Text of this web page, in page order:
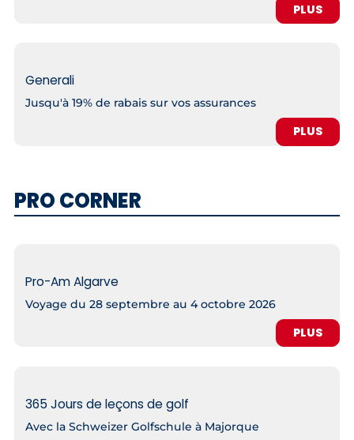
PLUS
Generali
Jusqu'à 19% de rabais sur vos assurances
PLUS
PRO CORNER
Pro-Am Algarve
Voyage du 28 septembre au 4 octobre 2026
PLUS
365 Jours de leçons de golf
Avec la Schweizer Golfschule à Majorque